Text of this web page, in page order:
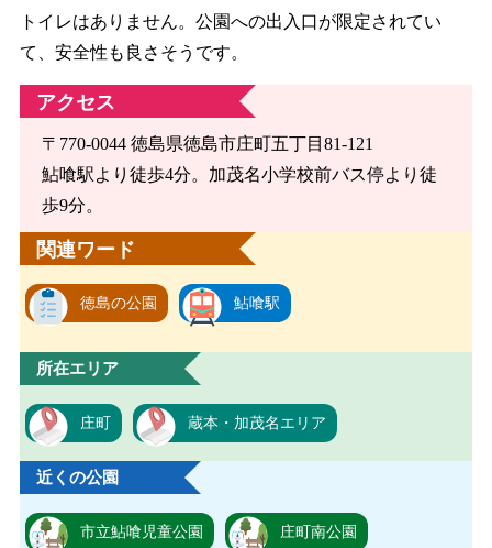
トイレはありません。公園への出入口が限定されてい
て、安全性も良さそうです。
アクセス
〒770-0044 徳島県徳島市庄町五丁目81-121
鮎喰駅より徒歩4分。加茂名小学校前バス停より徒
歩9分。
関連ワード
徳島の公園 鮎喰駅
所在エリア
庄町 蔵本・加茂名エリア
近くの公園
市立鮎喰児童公園 庄町南公園